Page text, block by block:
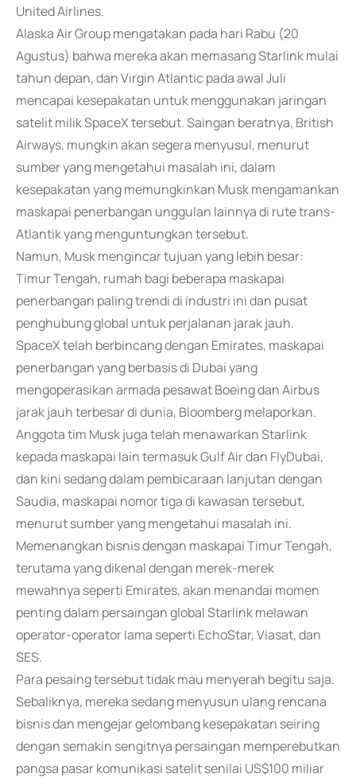
United Airlines.
Alaska Air Group mengatakan pada hari Rabu (20
Agustus) bahwa mereka akan memasang Starlink mulai
tahun depan, dan Virgin Atlantic pada awal Juli
mencapai kesepakatan untuk menggunakan jaringan
satelit milik SpaceX tersebut. Saingan beratnya, British
Airways, mungkin akan segera menyusul, menurut
sumber yang mengetahui masalah ini, dalam
kesepakatan yang memungkinkan Musk mengamankan
maskapai penerbangan unggulan lainnya di rute trans-
Atlantik yang menguntungkan tersebut.
Namun, Musk mengincar tujuan yang lebih besar:
Timur Tengah, rumah bagi beberapa maskapai
penerbangan paling trendi di industri ini dan pusat
penghubung global untuk perjalanan jarak jauh.
SpaceX telah berbincang dengan Emirates, maskapai
penerbangan yang berbasis di Dubai yang
mengoperasikan armada pesawat Boeing dan Airbus
jarak jauh terbesar di dunia, Bloomberg melaporkan.
Anggota tim Musk juga telah menawarkan Starlink
kepada maskapai lain termasuk Gulf Air dan FlyDubai,
dan kini sedang dalam pembicaraan lanjutan dengan
Saudia, maskapai nomor tiga di kawasan tersebut,
menurut sumber yang mengetahui masalah ini.
Memenangkan bisnis dengan maskapai Timur Tengah,
terutama yang dikenal dengan merek-merek
mewahnya seperti Emirates, akan menandai momen
penting dalam persaingan global Starlink melawan
operator-operator lama seperti EchoStar, Viasat, dan
SES.
Para pesaing tersebut tidak mau menyerah begitu saja.
Sebaliknya, mereka sedang menyusun ulang rencana
bisnis dan mengejar gelombang kesepakatan seiring
dengan semakin sengitnya persaingan memperebutkan
pangsa pasar komunikasi satelit senilai US$100 miliar